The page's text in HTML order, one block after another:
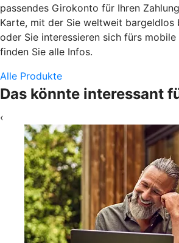
passendes Girokonto für Ihren
Karte, mit der Sie weltweit bargeldlos
oder Sie interessieren sich fürs mobile
finden Sie alle Infos.
Alle Produkte
Das könnte interessant
‹